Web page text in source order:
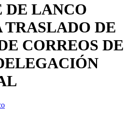
LANCO
DE
CORREOS DE